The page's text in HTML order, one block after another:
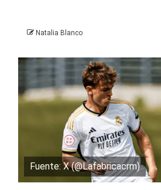
Natalia Blanco
Fuente: X (@Lafabricacrm)